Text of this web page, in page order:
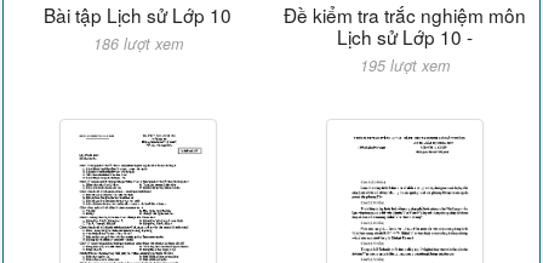
Bài tập Lịch sử Lớp 10
186 lượt xem
Đề kiểm tra trắc nghiệm môn
Lịch sử Lớp 10 -
195 lượt xem